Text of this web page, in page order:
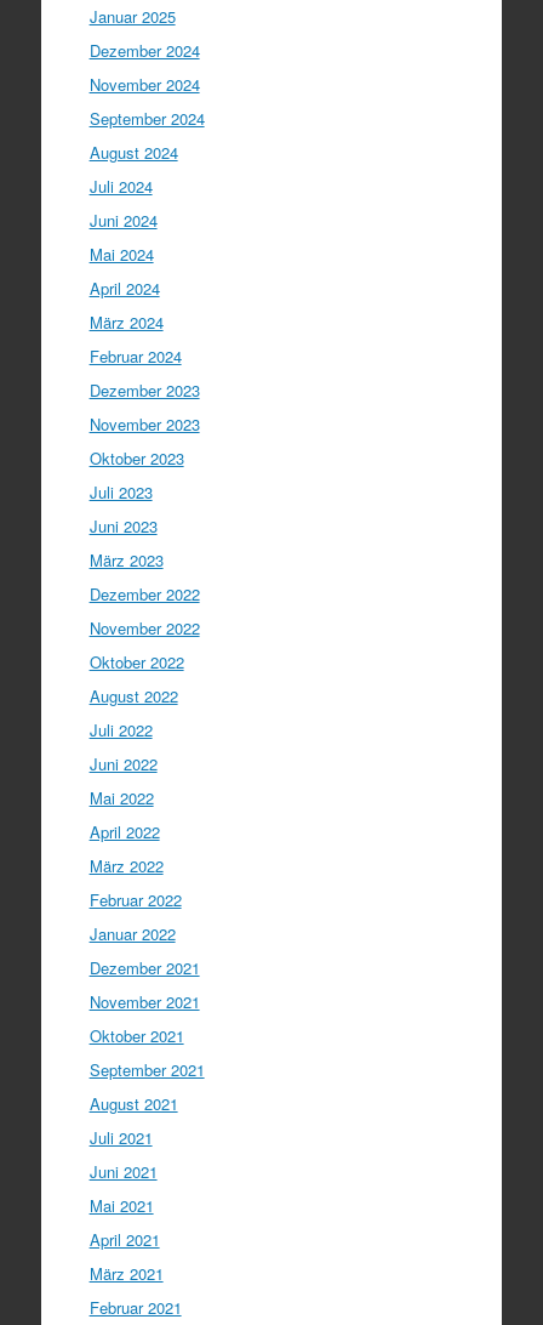
Januar 2025
Dezember 2024
November 2024
September 2024
August 2024
Juli 2024
Juni 2024
Mai 2024
April 2024
März 2024
Februar 2024
Dezember 2023
November 2023
Oktober 2023
Juli 2023
Juni 2023
März 2023
Dezember 2022
November 2022
Oktober 2022
August 2022
Juli 2022
Juni 2022
Mai 2022
April 2022
März 2022
Februar 2022
Januar 2022
Dezember 2021
November 2021
Oktober 2021
September 2021
August 2021
Juli 2021
Juni 2021
Mai 2021
April 2021
März 2021
Februar 2021